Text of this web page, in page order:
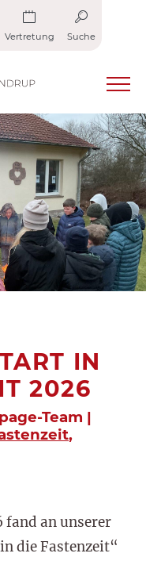
Vertretung Suche
IN
2026
Team |
,
fand an unserer
die Fastenzeit“